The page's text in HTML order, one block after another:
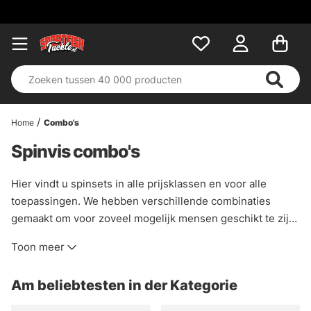
Home Combo's
Spinvis combo's
Hier vindt u spinsets in alle prijsklassen en voor alle
toepassingen. We hebben verschillende combinaties
gemaakt om voor zoveel mogelijk mensen geschikt te zijn,
kiezen tussen baars, snoek, zeeforel etc.
U kunt ook kiezen voor allround, dit is voor degenen die
Toon meer
Am beliebtesten in der Kategorie